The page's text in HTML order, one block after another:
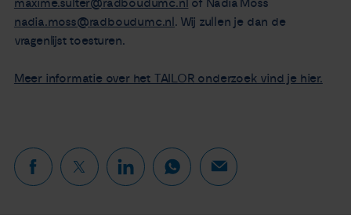
nadia.moss@radboudumc.nl. Wij zullen je dan de
vragenlijst toesturen.
Meer informatie over het TAILOR onderzoek vind je hier.